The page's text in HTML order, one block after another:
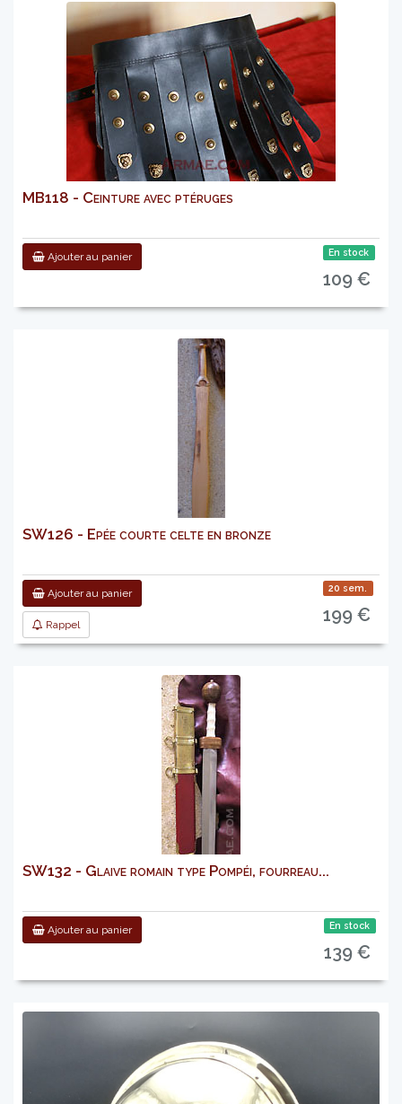
MB118 - Ceinture avec ptéruges
Ajouter au panier En stock
109 €
SW126 - Epée courte celte en bronze
Ajouter au panier
Rappel
20 sem.
199 €
SW132 - Glaive romain type Pompéi, fourreau...
Ajouter au panier En stock
139 €